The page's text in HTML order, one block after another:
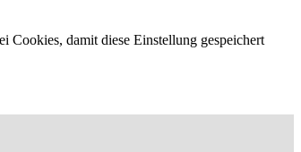
Cookies, damit diese Einstellung gespeichert